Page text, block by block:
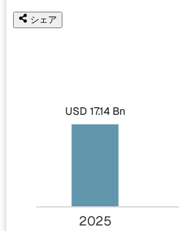
シェア
USD 17.14 Bn
2025